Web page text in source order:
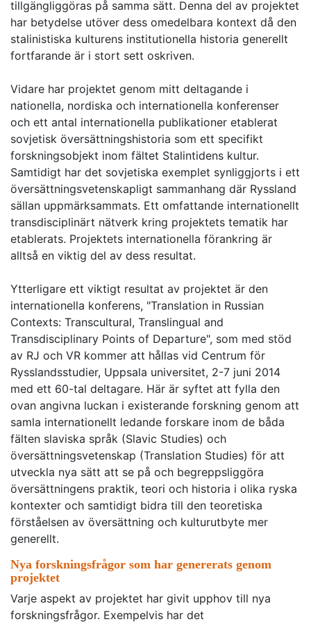
tillgängliggöras på samma sätt. Denna del av projektet
har betydelse utöver dess omedelbara kontext då den
stalinistiska kulturens institutionella historia generellt
fortfarande är i stort sett oskriven.
Vidare har projektet genom mitt deltagande i
nationella, nordiska och internationella konferenser
och ett antal internationella publikationer etablerat
sovjetisk översättningshistoria som ett specifikt
forskningsobjekt inom fältet Stalintidens kultur.
Samtidigt har det sovjetiska exemplet synliggjorts i ett
översättningsvetenskapligt sammanhang där Ryssland
sällan uppmärksammats. Ett omfattande internationellt
transdisciplinärt nätverk kring projektets tematik har
etablerats. Projektets internationella förankring är
alltså en viktig del av dess resultat.
Ytterligare ett viktigt resultat av projektet är den
internationella konferens, "Translation in Russian
Contexts: Transcultural, Translingual and
Transdisciplinary Points of Departure", som med stöd
av RJ och VR kommer att hållas vid Centrum för
Rysslandsstudier, Uppsala universitet, 2-7 juni 2014
med ett 60-tal deltagare. Här är syftet att fylla den
ovan angivna luckan i existerande forskning genom att
samla internationellt ledande forskare inom de båda
fälten slaviska språk (Slavic Studies) och
översättningsvetenskap (Translation Studies) för att
utveckla nya sätt att se på och begreppsliggöra
översättningens praktik, teori och historia i olika ryska
kontexter och samtidigt bidra till den teoretiska
förståelsen av översättning och kulturutbyte mer
generellt.
Nya forskningsfrågor som har genererats genom
projektet
Varje aspekt av projektet har givit upphov till nya
forskningsfrågor. Exempelvis har det